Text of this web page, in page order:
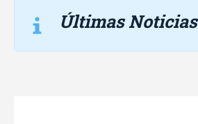
Últimas Noticias